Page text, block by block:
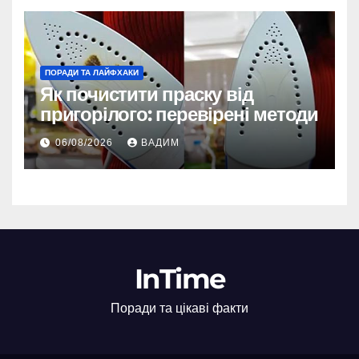
ПОРАДИ ТА ЛАЙФХАКИ
Як почистити праску від
пригорілого: перевірені методи
06/08/2026 ВАДИМ
InTime
Поради та цікаві факти